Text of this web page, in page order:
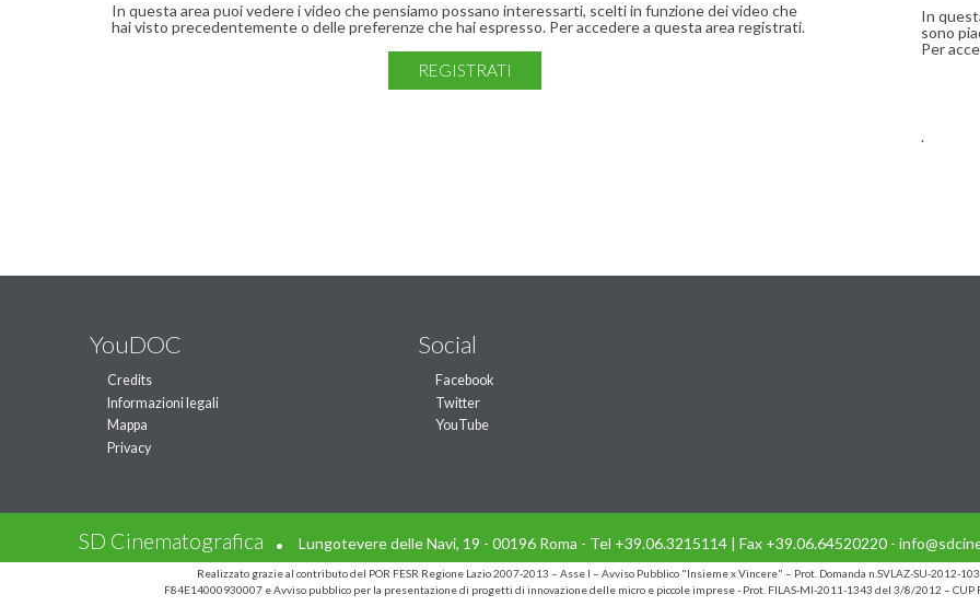
In questa area puoi vedere i video che pensiamo possano interessarti, scelti in funzione dei video che
hai visto precedentemente o delle preferenze che hai espresso. Per accedere a questa area registrati.
REGISTRATI
In
sono
Per
.
YouDOC
Credits
Informazioni legali
Mappa
Privacy
Social
Facebook
Twitter
YouTube
SD Cinematografica . Lungotevere delle Navi, 19 - 00196 Roma - Tel +39.06.3215114 | Fax +39.06.64520220 -
Realizzato grazie al contributo del POR FESR Regione Lazio 2007-2013 – Asse I – Avviso Pubblico "Insieme x Vincere" – Prot. Domanda n.SVLAZ-SU-2012-
F84E14000930007 e Avviso pubblico per la presentazione di progetti di innovazione delle micro e piccole imprese - Prot. FILAS-MI-2011-1343 del 3/8/2012 –